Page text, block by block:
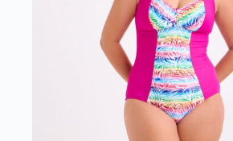
σελίδα
του
προϊόντος